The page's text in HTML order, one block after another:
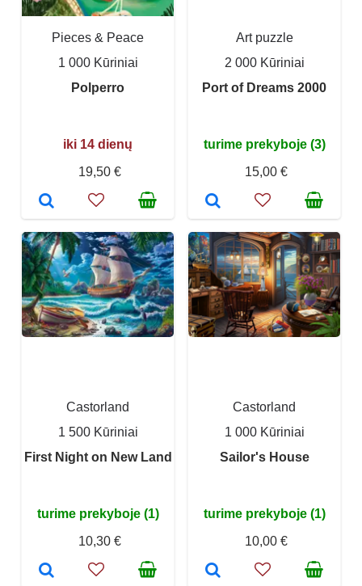
Pieces & Peace
1 000 Kūriniai
Polperro
iki 14 dienų
19,50 €
Art puzzle
2 000 Kūriniai
Port of Dreams 2000
turime prekyboje (3)
15,00 €
Castorland
1 500 Kūriniai
First Night on New Land
turime prekyboje (1)
10,30 €
Castorland
1 000 Kūriniai
Sailor's House
turime prekyboje (1)
10,00 €